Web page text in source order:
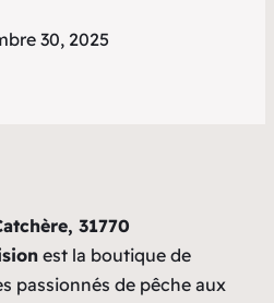
30, 2025
31770
est la boutique de
passionnés de pêche aux